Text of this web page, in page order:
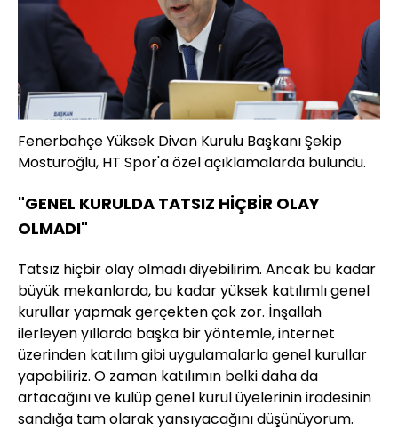
Fenerbahçe Yüksek Divan Kurulu Başkanı Şekip
Mosturoğlu, HT Spor'a özel açıklamalarda bulundu.
"GENEL KURULDA TATSIZ HİÇBİR OLAY
OLMADI"
Tatsız hiçbir olay olmadı diyebilirim. Ancak bu kadar
büyük mekanlarda, bu kadar yüksek katılımlı genel
kurullar yapmak gerçekten çok zor. İnşallah
ilerleyen yıllarda başka bir yöntemle, internet
üzerinden katılım gibi uygulamalarla genel kurullar
yapabiliriz. O zaman katılımın belki daha da
artacağını ve kulüp genel kurul üyelerinin iradesinin
sandığa tam olarak yansıyacağını düşünüyorum.